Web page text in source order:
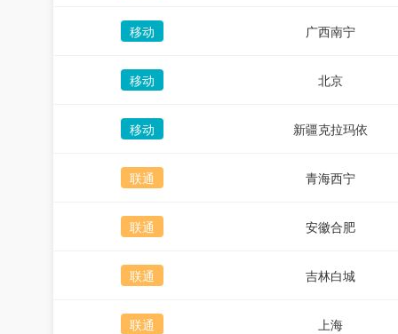
移动 广西南宁
移动 北京
移动 新疆克拉玛依
联通 青海西宁
联通 安徽合肥
联通 吉林白城
联通 上海